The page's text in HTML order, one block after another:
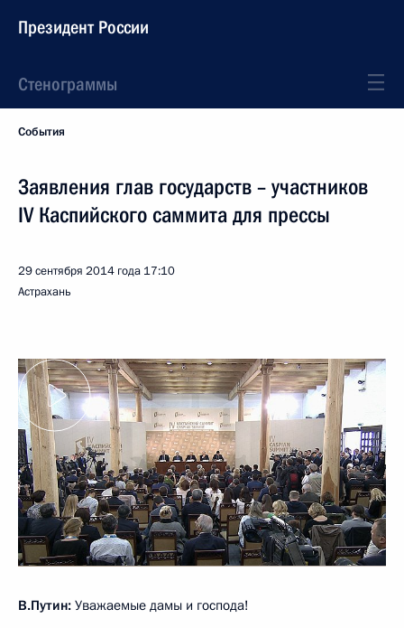
Президент России
Стенограммы
События
Заявления глав государств – участников
IV Каспийского саммита для прессы
29 сентября 2014 года 17:10
Астрахань
В.Путин: Уважаемые дамы и господа!